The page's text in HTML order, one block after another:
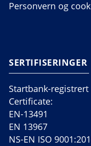
Personvern og
SERTIFISERINGER
Startbank-registrert
Certificate:
EN-13491
EN 13967
NS-EN ISO